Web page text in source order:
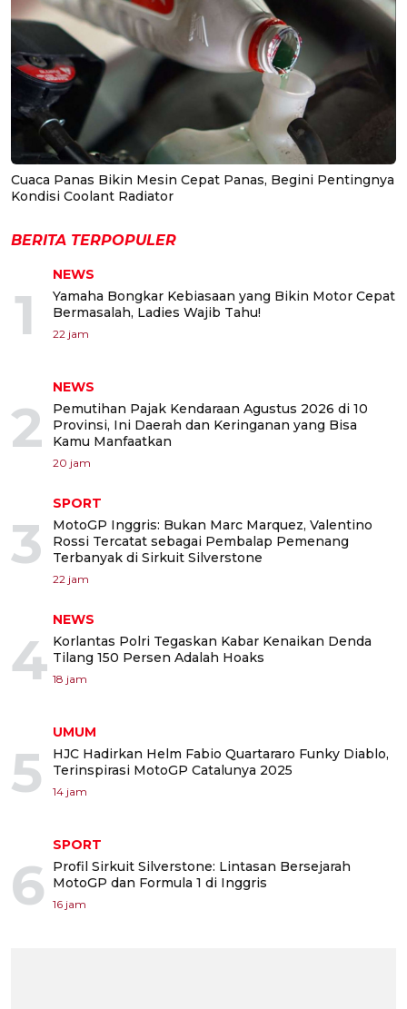
Cuaca Panas Bikin Mesin Cepat Panas, Begini Pentingnya
Kondisi Coolant Radiator
BERITA TERPOPULER
1
NEWS
Yamaha Bongkar Kebiasaan yang Bikin Motor Cepat
Bermasalah, Ladies Wajib Tahu!
22 jam
2
NEWS
Pemutihan Pajak Kendaraan Agustus 2026 di 10
Provinsi, Ini Daerah dan Keringanan yang Bisa
Kamu Manfaatkan
20 jam
3
SPORT
MotoGP Inggris: Bukan Marc Marquez, Valentino
Rossi Tercatat sebagai Pembalap Pemenang
Terbanyak di Sirkuit Silverstone
22 jam
4
NEWS
Korlantas Polri Tegaskan Kabar Kenaikan Denda
Tilang 150 Persen Adalah Hoaks
18 jam
5
UMUM
HJC Hadirkan Helm Fabio Quartararo Funky Diablo,
Terinspirasi MotoGP Catalunya 2025
14 jam
6
SPORT
Profil Sirkuit Silverstone: Lintasan Bersejarah
MotoGP dan Formula 1 di Inggris
16 jam